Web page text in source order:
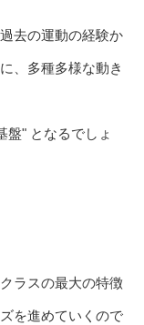
去の運動の経験か
、多種多様な動き
盤" となるでしょ
ラスの最大の特徴
を進めていくので